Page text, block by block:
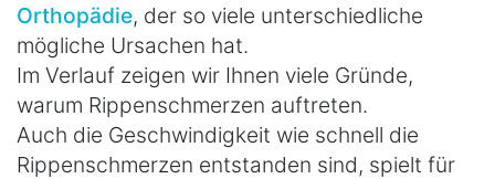
Orthopädie, der so viele unterschiedliche
mögliche Ursachen hat.
Im Verlauf zeigen wir Ihnen viele Gründe,
warum Rippenschmerzen auftreten.
Auch die Geschwindigkeit wie schnell die
Rippenschmerzen entstanden sind, spielt für